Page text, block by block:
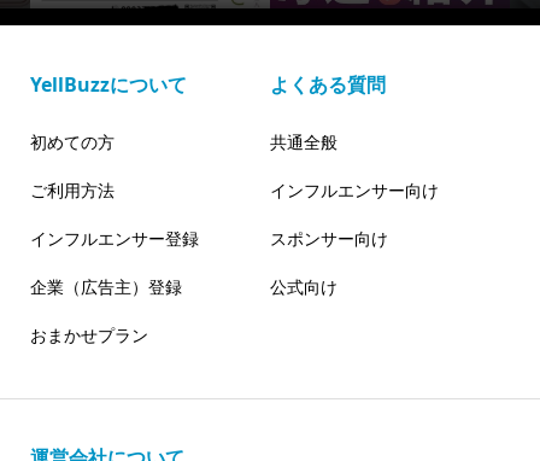
YellBuzzについて
初めての方
ご利用方法
インフルエンサー登録
企業（広告主）登録
おまかせプラン
よくある質問
共通全般
インフルエンサー向け
スポンサー向け
公式向け